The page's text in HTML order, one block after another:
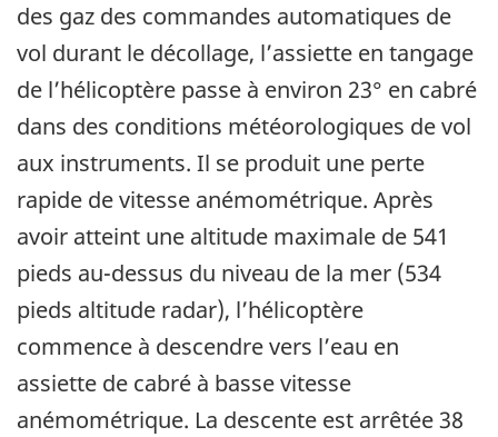
des gaz des commandes automatiques de
vol durant le décollage, l’assiette en tangage
de l’hélicoptère passe à environ 23° en cabré
dans des conditions météorologiques de vol
aux instruments. Il se produit une perte
rapide de vitesse anémométrique. Après
avoir atteint une altitude maximale de 541
pieds au-dessus du niveau de la mer (534
pieds altitude radar), l’hélicoptère
commence à descendre vers l’eau en
assiette de cabré à basse vitesse
anémométrique. La descente est arrêtée 38